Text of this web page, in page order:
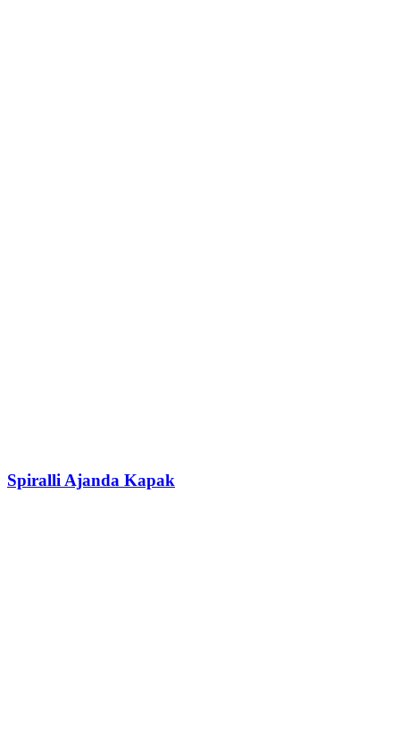
Spiralli Ajanda Kapak